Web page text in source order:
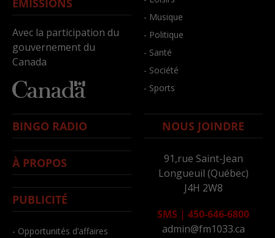
ÉMISSIONS
Avec la participation du
gouvernement du
Canada
- Musique
- Politique
- Santé
- Société
- Sports
BINGO RADIO
À PROPOS
PUBLICITÉ
- Opportunités d’affaires
NOUS JOINDRE
91,rue Saint-Jean
Longueuil (Québec)
J4H 2W8
SMS | 450-646-6800
admin@fm1033.ca